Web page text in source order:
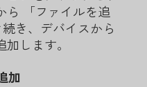
ら 「ファイルを追
き、デバイスから
します。
加